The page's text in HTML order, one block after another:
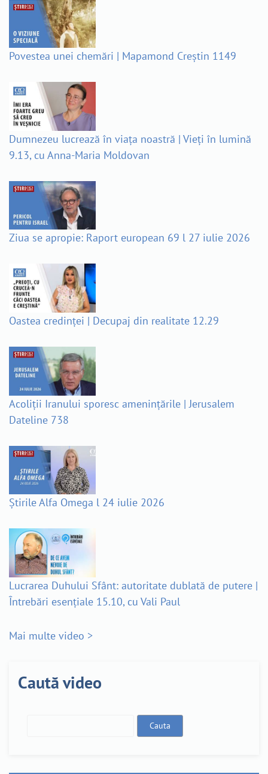
Povestea unei chemări | Mapamond Creștin 1149
Dumnezeu lucrează în viața noastră | Vieți în lumină
9.13, cu Anna-Maria Moldovan
Ziua se apropie: Raport european 69 l 27 iulie 2026
Oastea credinței | Decupaj din realitate 12.29
Acoliții Iranului sporesc amenințările | Jerusalem
Dateline 738
Știrile Alfa Omega l 24 iulie 2026
Lucrarea Duhului Sfânt: autoritate dublată de putere |
Întrebări esențiale 15.10, cu Vali Paul
Mai multe video >
Caută video